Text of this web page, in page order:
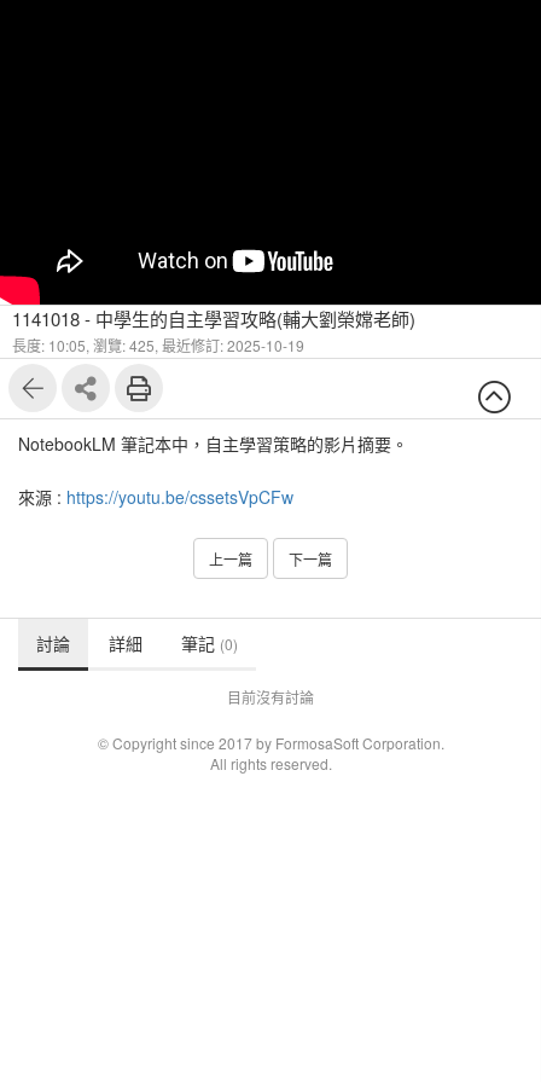
1141018 - 中學生的自主學習攻略(輔大劉榮嫦老師)
長度: 10:05, 瀏覽: 425, 最近修訂: 2025-10-19
NotebookLM 筆記本中，自主學習策略的影片摘要。
來源 : https://youtu.be/cssetsVpCFw
上一篇 下一篇
討論 詳細 筆記 (0)
目前沒有討論
© Copyright since 2017 by FormosaSoft Corporation.
All rights reserved.